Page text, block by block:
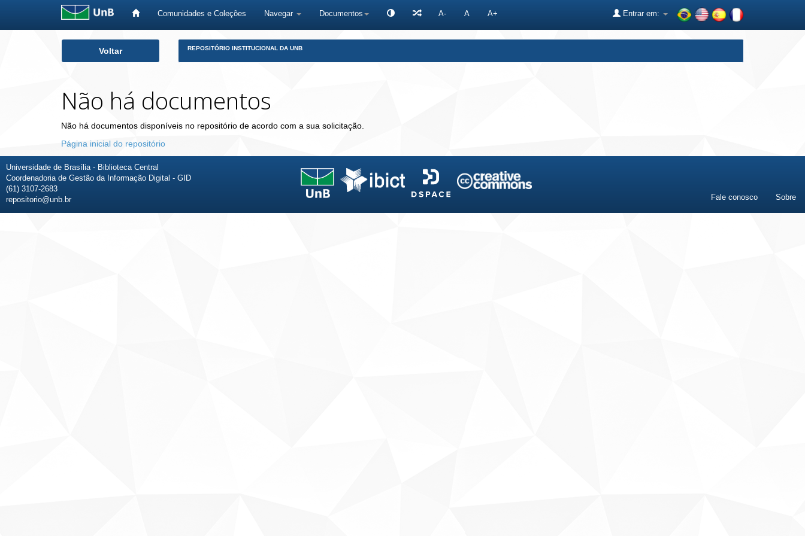
Comunidades e Coleções Navegar Documentos A- A A+ Entrar em:
Voltar REPOSITÓRIO INSTITUCIONAL DA UNB
Não há documentos
Não há documentos disponíveis no repositório de acordo com a sua solicitação.
Página inicial do repositório
Universidade de Brasília - Biblioteca Central
Coordenadoria de Gestão da Informação Digital - GID
(61) 3107-2683
repositorio@unb.br
Fale conosco Sobre